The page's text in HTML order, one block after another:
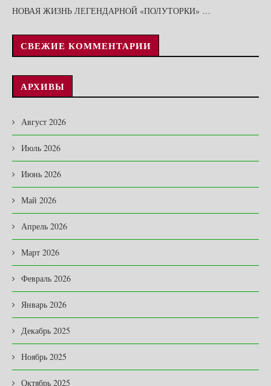
НОВАЯ ЖИЗНЬ ЛЕГЕНДАРНОЙ «ПОЛУТОРКИ» …
СВЕЖИЕ КОММЕНТАРИИ
АРХИВЫ
Август 2026
Июль 2026
Июнь 2026
Май 2026
Апрель 2026
Март 2026
Февраль 2026
Январь 2026
Декабрь 2025
Ноябрь 2025
Октябрь 2025